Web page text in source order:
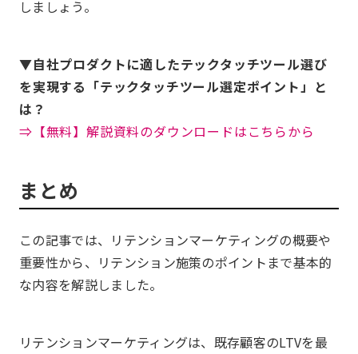
しましょう。
▼自社プロダクトに適したテックタッチツール選び
を実現する「テックタッチツール選定ポイント」と
は？
⇒【無料】解説資料のダウンロードはこちらから
まとめ
この記事では、リテンションマーケティングの概要や
重要性から、リテンション施策のポイントまで基本的
な内容を解説しました。
リテンションマーケティングは、既存顧客のLTVを最